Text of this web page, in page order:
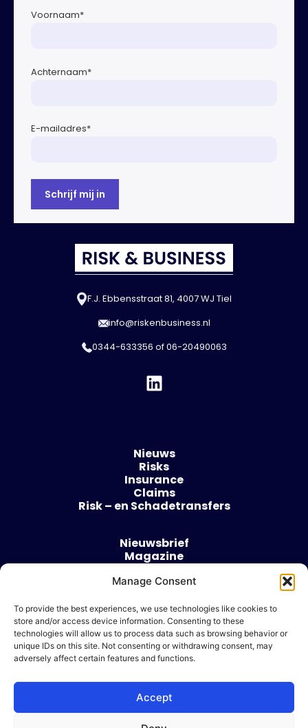
Manage Consent
To provide the best experiences, we use technologies like cookies to
store and/or access device information. Consenting to these
technologies will allow us to process data such as browsing behavior or
unique IDs on this site. Not consenting or withdrawing consent, may
adversely affect certain features and functions.
Accept
Voornaam*
Achternaam*
E-mailadres*
F.J. Ebbensstraat 81, 4007 WJ Tiel
info@riskenbusiness.nl
0344-633356 of06-20490063
Nieuws
Risks
Insurance
Claims
Risk – en Schadetransfers
Nieuwsbrief
Magazine
Over
Algemene voorwaarden
Cookie beleid
Ik wil adverteren